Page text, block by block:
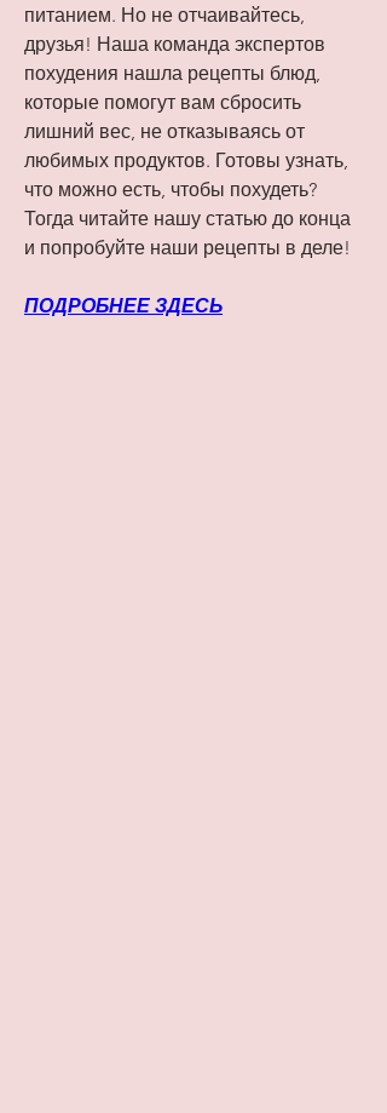
питанием. Но не отчаивайтесь,
друзья! Наша команда экспертов
похудения нашла рецепты блюд,
которые помогут вам сбросить
лишний вес, не отказываясь от
любимых продуктов. Готовы узнать,
что можно есть, чтобы похудеть?
Тогда читайте нашу статью до конца
и попробуйте наши рецепты в деле!
ПОДРОБНЕЕ ЗДЕСЬ